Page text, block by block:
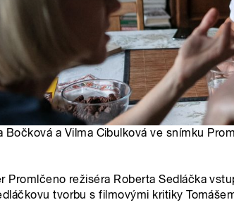
Bočková a Vilma Cibulková ve snímku
Promlčeno režiséra Roberta Sedláčka
tvorbu s filmovými kritiky